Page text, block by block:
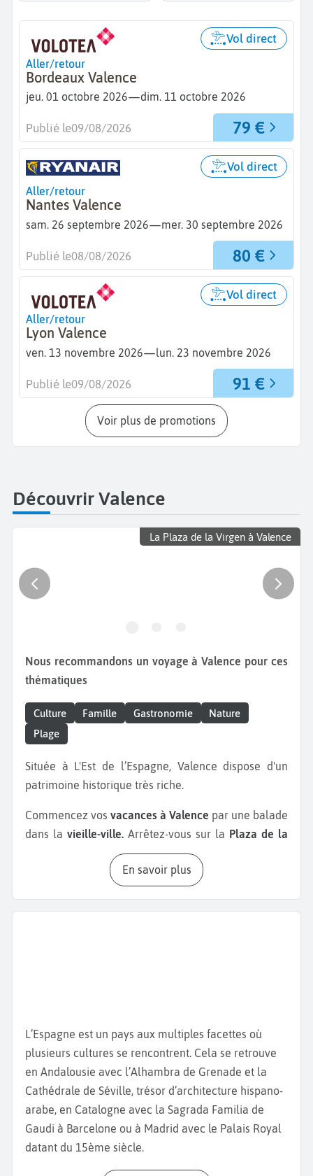
Aller/retour
Bordeaux Valence
jeu. 01 octobre 2026—dim. 11 octobre 2026
Vol direct
79 €
Publié le09/08/2026
Aller/retour
Nantes Valence
sam. 26 septembre 2026—mer. 30 septembre 2026
Vol direct
80 €
Publié le08/08/2026
Aller/retour
Lyon Valence
ven. 13 novembre 2026—lun. 23 novembre 2026
Vol direct
91 €
Publié le09/08/2026
Voir plus de promotions
Découvrir Valence
La Plaza de la Virgen à Valence
Nous recommandons un voyage à Valence pour ces
thématiques
Culture Famille Gastronomie
Nature
Plage
Située à L'Est de l’Espagne, Valence dispose d'un
patrimoine historique très riche.
Commencez vos vacances à Valence par une balade
dans la vieille-ville. Arrêtez-vous sur la Plaza de la
avec la fontaine de la Turia. Cette place est
entourée par le Micalet, clocher du XIVème siècle de
Cathédrale de Valence, célèbre pour abriter le
Saint Calice, que certains considèrent comme le
marchés couverts d’Europe avec ses épiceries,
boucheries ou encorebar à tapasqui cuisinent les
aliments du marché. Ne manquez pas de goûter la
paella valencienne, plat emblématique à base de
riz, de poulet, de lapin et de haricots verts, née dans
cette région mais aussi l’Agua de Valencia, un
cocktail de Champagne ou de cava avec du jus
En savoir plus
L’Espagne est un pays aux multiples facettes où
plusieurs cultures se rencontrent. Cela se retrouve
en Andalousie avec l’Alhambra de Grenade et la
Cathédrale de Séville, trésor d’architecture hispano-
arabe, en Catalogne avec la Sagrada Familia de
Gaudi à Barcelone ou à Madrid avec le Palais Royal
datant du 15ème siècle.